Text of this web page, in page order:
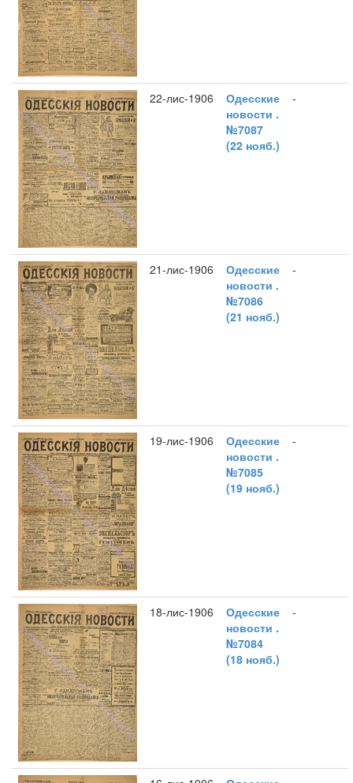
22-лис-1906
Одесские
новости .
№7087
(22 нояб.)
-
21-лис-1906
Одесские
новости .
№7086
(21 нояб.)
-
19-лис-1906
Одесские
новости .
№7085
(19 нояб.)
-
18-лис-1906
Одесские
новости .
№7084
(18 нояб.)
-